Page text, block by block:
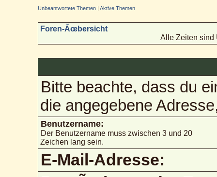
Unbeantwortete Themen |Aktive Themen
Foren-Ãœbersicht
Alle Zeiten sind
Bitte beachte, dass du
die angegebene
Benutzername:
Der Benutzername muss zwischen 3 und 20
Zeichen lang sein.
E-Mail-Adresse: